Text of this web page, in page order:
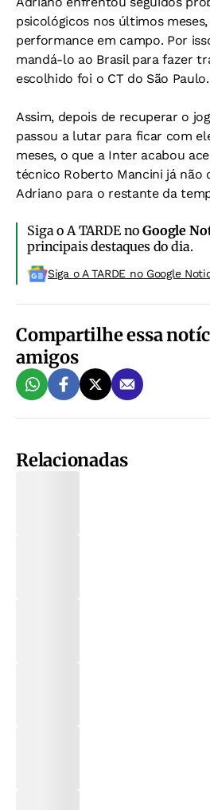
psicológicos nos últimos
performance em campo. Por
mandá-lo ao Brasil para fazer
escolhido foi o CT do São Paulo.
Assim, depois de recuperar o
passou a lutar para ficar com
meses, o que a Inter acabou
técnico Roberto Mancini já não
Adriano para o restante da
Siga o A TARDE noGoogle
principais destaques do dia.
Siga o A TARDE no Google
Compartilhe essa
amigos
Relacionadas